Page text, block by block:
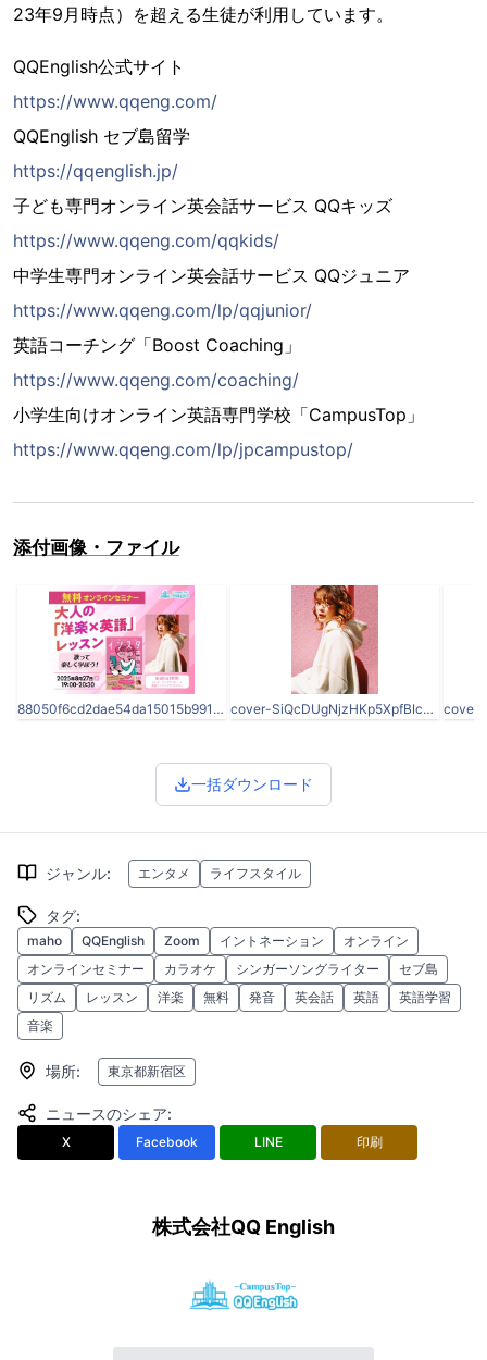
23年9月時点）を超える生徒が利用しています。
QQEnglish公式サイト
https://www.qqeng.com/
QQEnglish セブ島留学
https://qqenglish.jp/
子ども専門オンライン英会話サービス QQキッズ
https://www.qqeng.com/qqkids/
中学生専門オンライン英会話サービス QQジュニア
https://www.qqeng.com/lp/qqjunior/
英語コーチング「Boost Coaching」
https://www.qqeng.com/coaching/
小学生向けオンライン英語専門学校「CampusTop」
https://www.qqeng.com/lp/jpcampustop/
添付画像・ファイル
88050f6cd2dae54da15015b991ba2e18.jpg cover-SiQcDUgNjzHKp5XpfBIcp6yM6yTZA8OZ.jpeg
一括ダウンロード
ジャンル: エンタメ ライフスタイル
タグ:
maho QQEnglish Zoom イントネーション
オンライン
オンラインセミナー
カラオケ シンガーソングライター
セブ島
リズム
レッスン 洋楽 無料 発音 英会話 英語
英語学習
音楽
場所: 東京都新宿区
ニュースのシェア:
X Facebook LINE 印刷
株式会社QQ English